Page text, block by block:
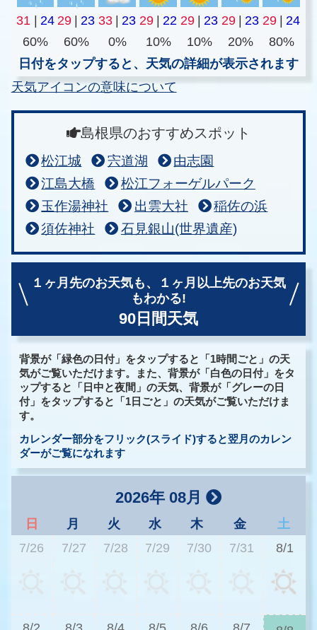
31 24 29 23 33 23 29 22 29 23 29 23 29
24
60%
60% 0% 10% 10% 20%
80%
日付をタップすると、天気の詳細が表示されます
天気アイコンの意味について
島根県のおすすめスポット
松江城 宍道湖
由志園
江島大橋
松江フォーゲルパーク
玉作湯神社
出雲大社
稲佐の浜
須佐神社
石見銀山(世界遺産)
１ヶ月先のお天気も、
１ヶ月以上先のお天気
もわかる!
90日間天気
背景が「緑色の日付」をタップすると「1時間ごと」の天
気がご覧いただけます。また、背景が「白色の日付」をタ
ップすると「日中と夜間」の天気、背景が「グレーの日
付」をタップすると「1日ごと」の天気がご覧いただけま
す。
カレンダー部分をフリック(スライド)すると翌月のカレン
ダーがご覧になれます
2026年 08月
日 月 火 水 木 金
土
7/26
7/27 7/28 7/29 7/30 7/31 8/1